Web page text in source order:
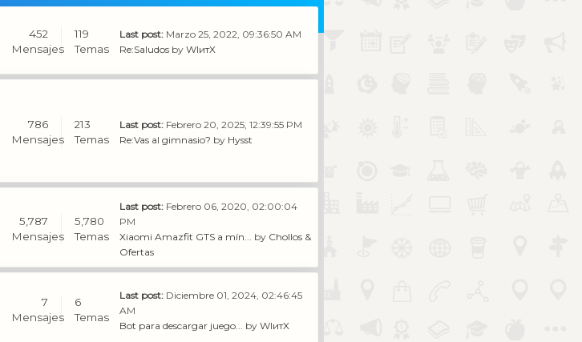
452
Mensajes
119
Temas
Last post: Marzo 25, 2022, 09:36:50 AM
Re:Saludos byWIитX
786
Mensajes
213
Temas
Last post: Febrero 20, 2025, 12:39:55 PM
Re:Vas al gimnasio? by Hysst
5,787
Mensajes
5,780
Temas
Last post: Febrero 06, 2020, 02:00:04
PM
Xiaomi Amazfit GTS a mín...
by Chollos &
Ofertas
7
Mensajes
6
Temas
Last post: Diciembre 01, 2024, 02:46:45
AM
Bot para descargar juego...
byWIитX